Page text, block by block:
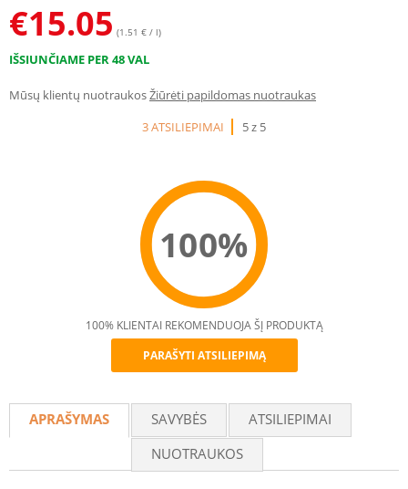
€15.05 (1.51 € / l)
IŠSIUNČIAME PER 48 VAL
Mūsų klientų nuotraukosŽiūrėti papildomas nuotraukas
3 ATSILIEPIMAI
5 z 5
100%
Recommend
100% KLIENTAI REKOMENDUOJA ŠĮ PRODUKTĄ
PARAŠYTI ATSILIEPIMĄ
APRAŠYMAS SAVYBĖS
ATSILIEPIMAI
NUOTRAUKOS